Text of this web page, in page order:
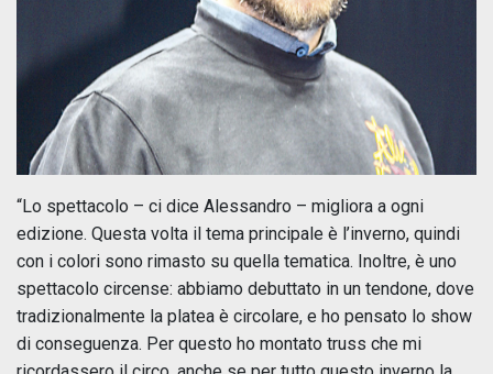
“Lo spettacolo – ci dice Alessandro – migliora a ogni
edizione. Questa volta il tema principale è l’inverno, quindi
con i colori sono rimasto su quella tematica. Inoltre, è uno
spettacolo circense: abbiamo debuttato in un tendone, dove
tradizionalmente la platea è circolare, e ho pensato lo show
di conseguenza. Per questo ho montato truss che mi